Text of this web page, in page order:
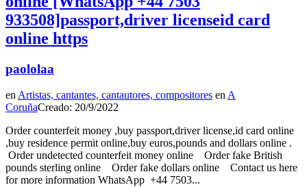
933508]passport,driver licenseid card
online https
paololaa
enArtistas, cantantes, cantautores, compositores enA
CoruñaCreado: 20/9/2022
Order counterfeit money ,buy passport,driver license,id card online
,buy residence permit online,buy euros,pounds and dollars online .
Order undetected counterfeit money online Order fake British
pounds sterling online Order fake dollars online Contact us here
for more information WhatsApp +44 7503...